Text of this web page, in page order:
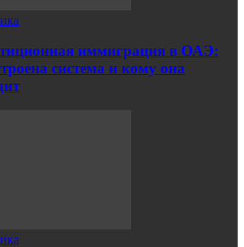
иммиграция в ОАЭ:
система и кому она